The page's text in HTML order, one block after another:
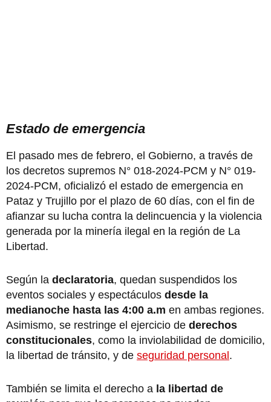
Estado de emergencia
El pasado mes de febrero, el Gobierno, a través de
los decretos supremos N° 018-2024-PCM y N° 019-
2024-PCM, oficializó el estado de emergencia en
Pataz y Trujillo por el plazo de 60 días, con el fin de
afianzar su lucha contra la delincuencia y la violencia
generada por la minería ilegal en la región de La
Libertad.
Según la declaratoria, quedan suspendidos los
eventos sociales y espectáculos desde la
medianoche hasta las 4:00 a.m en ambas regiones.
Asimismo, se restringe el ejercicio de derechos
constitucionales, como la inviolabilidad de domicilio,
la libertad de tránsito, y de seguridad personal .
También se limita el derecho a la libertad de